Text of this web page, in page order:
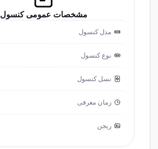
مشخصات عمومی کنسول
مدل کنسول
نوع کنسول
نسل کنسول
زمان معرفی
ریجن